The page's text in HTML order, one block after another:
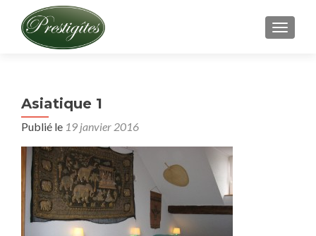
Asiatique 1
Publié le 19 janvier 2016